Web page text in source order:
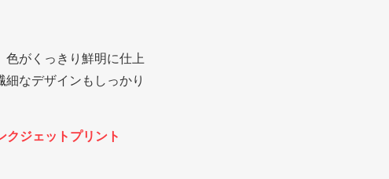
がくっきり鮮明に仕上
なデザインもしっかり
クジェットプリント